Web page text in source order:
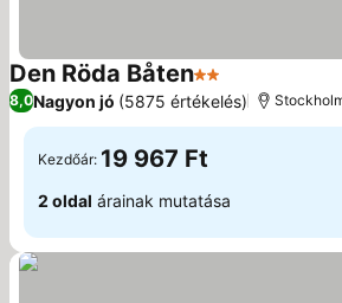
Den Röda Båten2 Kategória
8,0Nagyon jó (5875 értékelés)
Kezdőár: 19 967 Ft
2 oldal árainak mutatása